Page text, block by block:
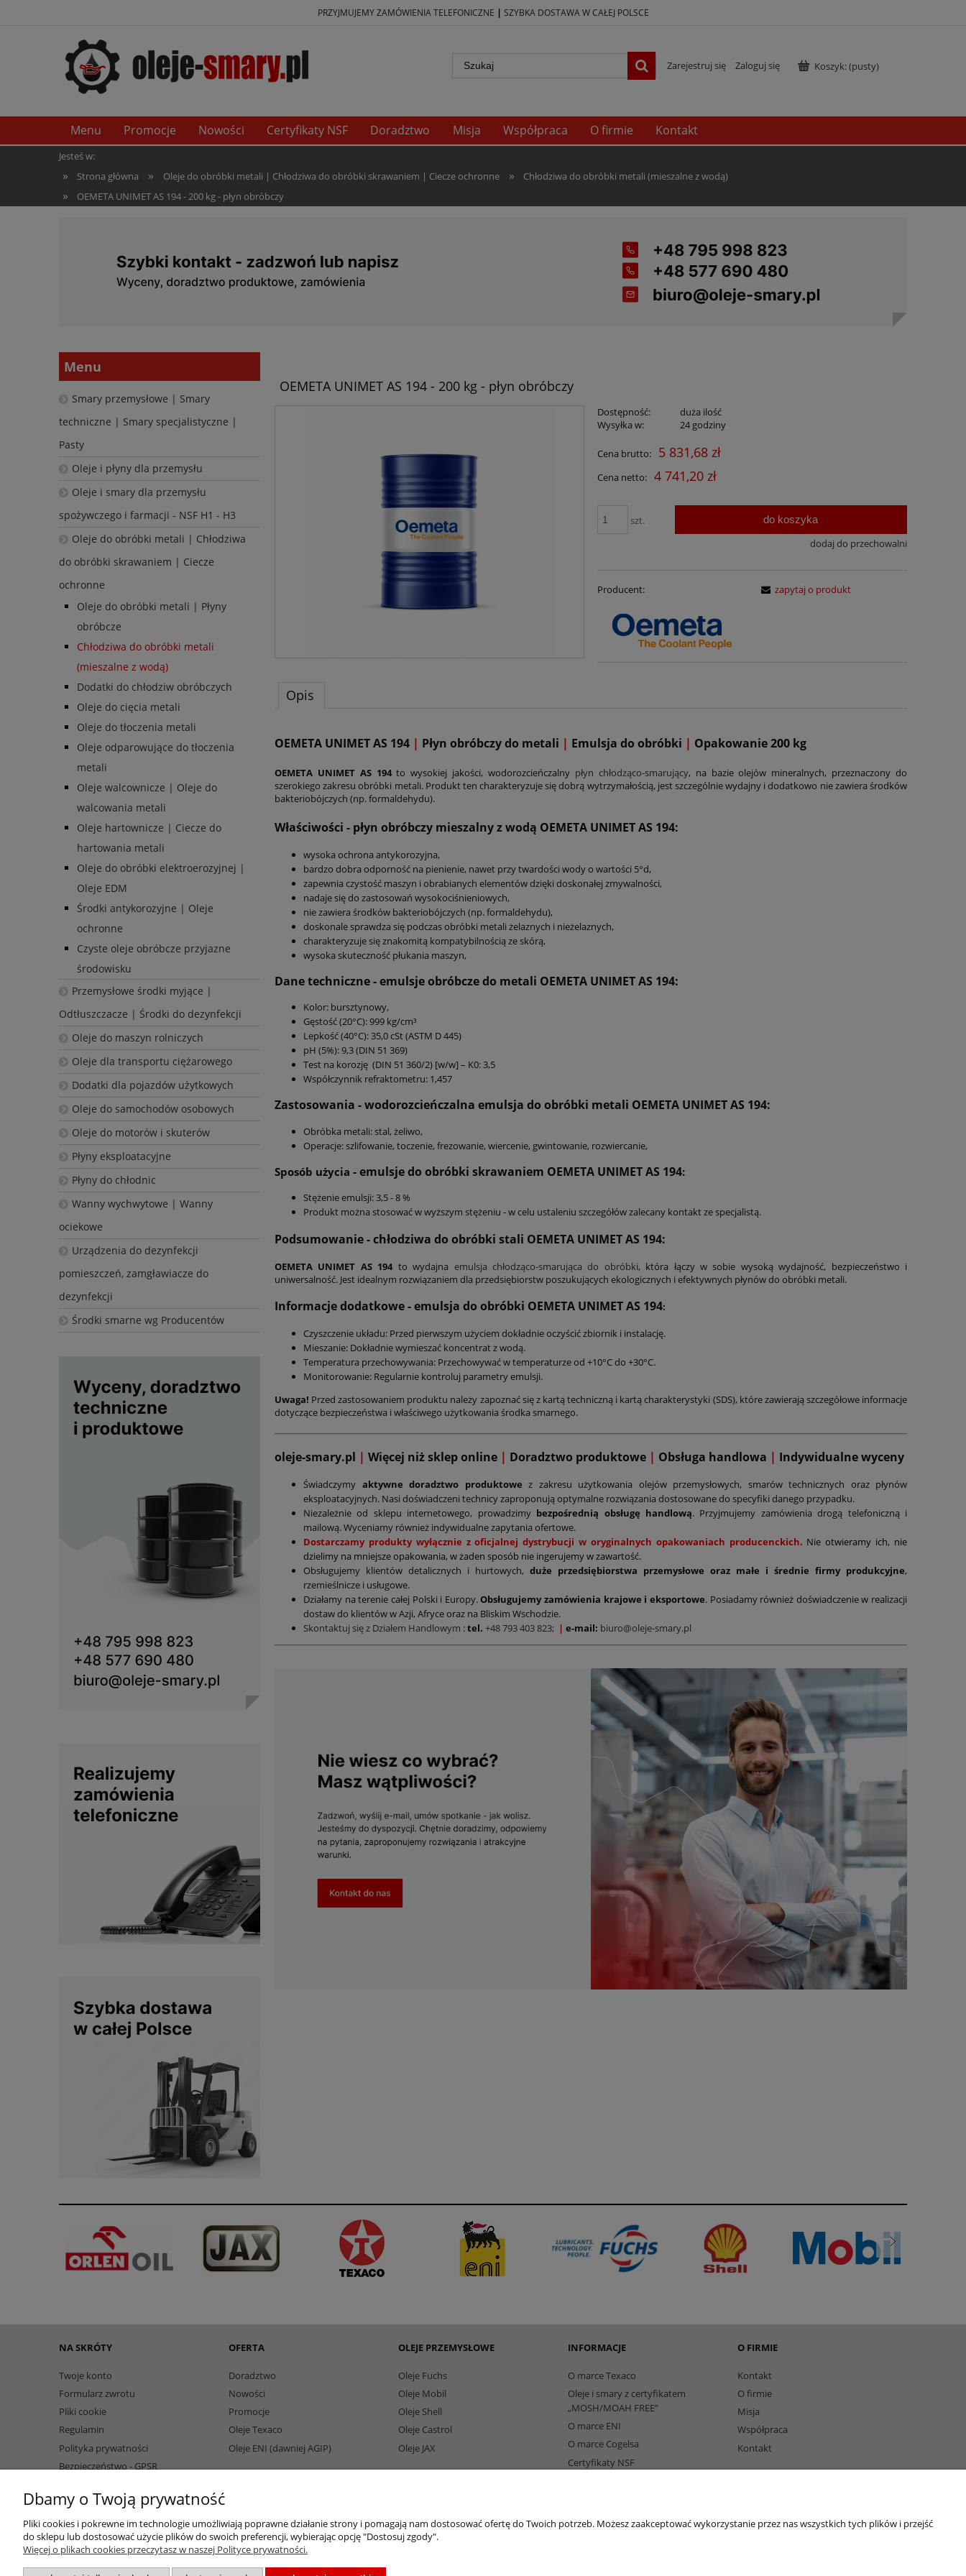
PRZYJMUJEMY ZAMÓWIENIA TELEFONICZNE | SZYBKA DOSTAWA W CAŁEJ POLSCE
Koszyk:(pusty)
Zarejestruj się Zaloguj się
Menu Promocje Nowości Certyfikaty NSF Doradztwo Misja Współpraca O firmie Kontakt
Jesteś w:
» Strona główna » Oleje do obróbki metali | Chłodziwa do obróbki skrawaniem | Ciecze ochronne » Chłodziwa do obróbki metali (mieszalne z wodą)
» OEMETA UNIMET AS 194 - 200 kg - płyn obróbczy
Menu
Smary przemysłowe | Smary
techniczne | Smary specjalistyczne |
Pasty
Oleje i płyny dla przemysłu
Oleje i smary dla przemysłu
spożywczego i farmacji - NSF H1 - H3
Oleje do obróbki metali | Chłodziwa
do obróbki skrawaniem | Ciecze
ochronne
Oleje do obróbki metali | Płyny
obróbcze
Chłodziwa do obróbki metali
(mieszalne z wodą)
Dodatki do chłodziw obróbczych
Oleje do cięcia metali
Oleje do tłoczenia metali
Oleje odparowujące do tłoczenia
metali
Oleje walcownicze | Oleje do
walcowania metali
Oleje hartownicze | Ciecze do
hartowania metali
Oleje do obróbki elektroerozyjnej |
Oleje EDM
Środki antykorozyjne | Oleje
ochronne
Czyste oleje obróbcze przyjazne
środowisku
Przemysłowe środki myjące |
Odtłuszczacze | Środki do dezynfekcji
Oleje do maszyn rolniczych
Oleje dla transportu ciężarowego
Dodatki dla pojazdów użytkowych
Oleje do samochodów osobowych
Oleje do motorów i skuterów
Płyny eksploatacyjne
Płyny do chłodnic
Wanny wychwytowe | Wanny
ociekowe
Urządzenia do dezynfekcji
pomieszczeń, zamgławiacze do
dezynfekcji
Środki smarne wg Producentów
OEMETA UNIMET AS 194 - 200 kg - płyn obróbczy
Dostępność:
duża ilość
Wysyłka w:
24 godziny
Cena brutto: 5 831,68 zł
Cena netto: 4 741,20 zł
szt. do koszyka
dodaj do przechowalni
Producent: zapytaj o produkt
Opis
OEMETA UNIMET AS 194 | Płyn obróbczy do metali | Emulsja do obróbki | Opakowanie 200 kg
OEMETA UNIMET AS 194to wysokiej jakości, wodorozcieńczalny płyn chłodząco-smarujący, na bazie olejów mineralnych, przeznaczony do
szerokiego zakresu obróbki metali. Produkt ten charakteryzuje się dobrą wytrzymałością, jest szczególnie wydajny i dodatkowo nie zawiera środków
bakteriobójczych (np. formaldehydu).
Właściwości - płyn obróbczy mieszalny z wodą OEMETA UNIMET AS 194:
wysoka ochrona antykorozyjna,
bardzo dobra odporność na pienienie, nawet przy twardości wody o wartości 5°d,
zapewnia czystość maszyn i obrabianych elementów dzięki doskonałej zmywalności,
nadaje się do zastosowań wysokociśnieniowych,
nie zawiera środków bakteriobójczych (np. formaldehydu),
doskonale sprawdza się podczas obróbki metali żelaznych i nieżelaznych,
charakteryzuje się znakomitą kompatybilnością ze skórą,
wysoka skuteczność płukania maszyn,
Dane techniczne - emulsjeobróbcze do metali OEMETA UNIMET AS 194:
Kolor: bursztynowy,
Gęstość (20°C): 999 kg/cm³
Lepkość (40°C): 35,0 cSt (ASTM D 445)
pH (5%): 9,3 (DIN 51 369)
Test na korozję (DIN 51 360/2) [w/w] – K0: 3,5
Współczynnik refraktometru: 1,457
Zastosowania - wodorozcieńczalna emulsja do obróbki metali OEMETA UNIMET AS 194:
Obróbka metali: stal, żeliwo,
Operacje: szlifowanie, toczenie, frezowanie, wiercenie, gwintowanie, rozwiercanie,
Sposób użycia - emulsjedo obróbki skrawaniem OEMETA UNIMET AS 194:
Stężenie emulsji: 3,5 - 8 %
Produkt można stosować w wyższym stężeniu - w celu ustaleniu szczegółów zalecany kontakt ze specjalistą.
Podsumowanie- chłodziwa do obróbki stali OEMETA UNIMET AS 194:
OEMETA UNIMET AS 194to wydajna emulsja chłodząco-smarująca do obróbki, która łączy w sobie wysoką wydajność, bezpieczeństwo i
uniwersalność. Jest idealnym rozwiązaniem dla przedsiębiorstw poszukujących ekologicznych i efektywnych płynów do obróbki metali.
Informacje dodatkowe - emulsja do obróbki OEMETA UNIMET AS 194:
Czyszczenie układu: Przed pierwszym użyciem dokładnie oczyścić zbiornik i instalację.
Mieszanie: Dokładnie wymieszać koncentrat z wodą.
Temperatura przechowywania: Przechowywać w temperaturze od +10°C do +30°C.
Monitorowanie: Regularnie kontroluj parametry emulsji.
Uwaga! Przed zastosowaniem produktu należy zapoznać się z kartą techniczną i kartą charakterystyki (SDS), które zawierają szczegółowe informacje
dotyczące bezpieczeństwa i właściwego użytkowania środka smarnego.
oleje-smary.pl | Więcej niż sklep online | Doradztwo produktowe | Obsługa handlowa | Indywidualne wyceny
Świadczymy aktywne doradztwo produktowe z zakresu użytkowania olejów przemysłowych, smarów technicznych oraz płynów
eksploatacyjnych. Nasi doświadczeni technicy zaproponują optymalne rozwiązania dostosowane do specyfiki danego przypadku.
Niezależnie od sklepu internetowego, prowadzimy bezpośrednią obsługę handlową. Przyjmujemy zamówienia drogą telefoniczną i
mailową. Wyceniamy również indywidualne zapytania ofertowe.
Dostarczamy produkty wyłącznie z oficjalnej dystrybucji w oryginalnych opakowaniach producenckich. Nie otwieramy ich, nie
dzielimy na mniejsze opakowania, w żaden sposób nie ingerujemy w zawartość.
Obsługujemy klientów detalicznych i hurtowych, duże przedsiębiorstwa przemysłowe oraz małe i średnie firmy produkcyjne,
rzemieślnicze i usługowe.
Działamy na terenie całej Polski i Europy.Obsługujemy zamówienia krajowe i eksportowe. Posiadamy również doświadczenie w realizacji
dostaw do klientów w Azji, Afryce oraz na Bliskim Wschodzie.
Skontaktuj się z Działem Handlowym :tel. +48 793 403 823; | e-mail: biuro@oleje-smary.pl
NA SKRÓTY
Twoje konto
Formularz zwrotu
Pliki cookie
Regulamin
Polityka prywatności
Bezpieczeństwo - GPSR
OFERTA
Doradztwo
Nowości
Promocje
Oleje Texaco
Oleje ENI (dawniej AGIP)
OLEJE PRZEMYSŁOWE
Oleje Fuchs
Oleje Mobil
Oleje Shell
Oleje Castrol
Oleje JAX
INFORMACJE
O marce Texaco
Oleje i smary z certyfikatem
„MOSH/MOAH FREE”
O marce ENI
O marce Cogelsa
Certyfikaty NSF
O FIRMIE
Kontakt
O firmie
Misja
Współpraca
Kontakt
Dbamy o Twoją prywatność
Pliki cookies i pokrewne im technologie umożliwiają poprawne działanie strony i pomagają nam dostosować ofertę do Twoich potrzeb. Możesz zaakceptować wykorzystanie przez nas wszystkich tych plików i przejść
do sklepu lub dostosować użycie plików do swoich preferencji, wybierając opcję "Dostosuj zgody".
Więcej o plikach cookies przeczytasz w naszej Polityce prywatności.